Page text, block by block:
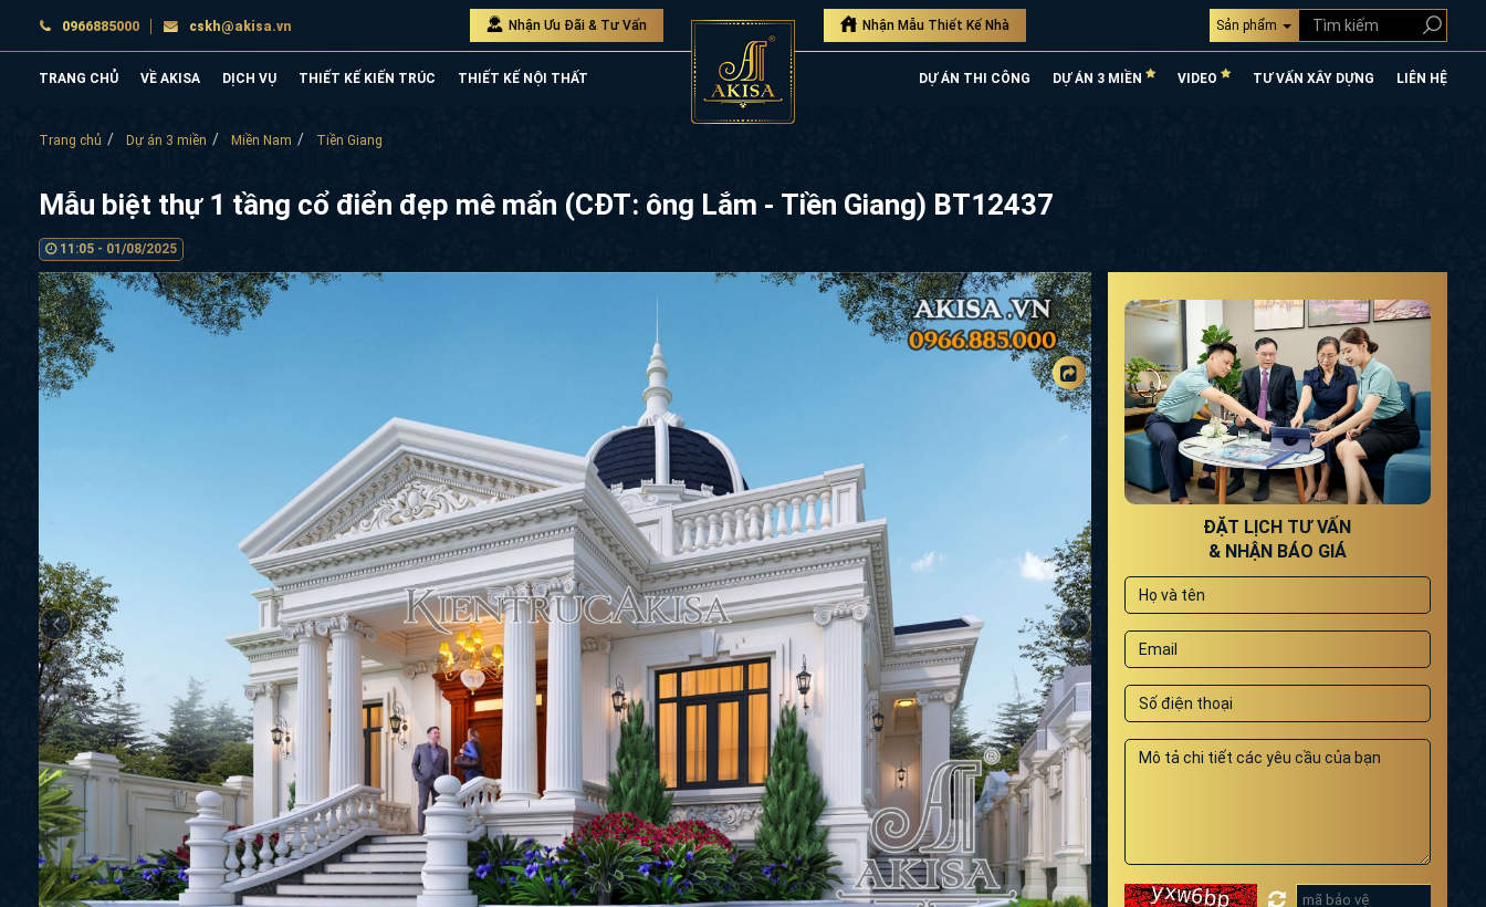
0966885000 cskh@akisa.vn Nhận Ưu Đãi & Tư Vấn Nhận Mẫu Thiết Kế Nhà Sản phẩm
TRANG CHỦ VỀ AKISA DỊCH VỤ THIẾT KẾ KIẾN TRÚC THIẾT KẾ NỘI THẤT DỰ ÁN THI CÔNG DỰ ÁN 3 MIỀN VIDEO TƯ VẤN XÂY DỰNG LIÊN HỆ
Trang chủ Dự án 3 miền Miền Nam Tiền Giang
Mẫu biệt thự 1 tầng cổ điển đẹp mê mẩn (CĐT: ông Lắm - Tiền Giang) BT12437
11:05 - 01/08/2025
ĐẶT LỊCH TƯ VẤN
& NHẬN BÁO GIÁ